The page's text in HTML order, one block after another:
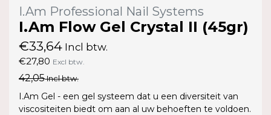
I.Am Professional Nail Systems
I.Am Flow Gel Crystal II (45gr)
€33,64 Incl btw.
€27,80 Excl btw.
42,05Incl btw.
I.Am Gel - een gel systeem dat u een diversiteit van
viscositeiten biedt om aan al uw behoeften te voldoen.